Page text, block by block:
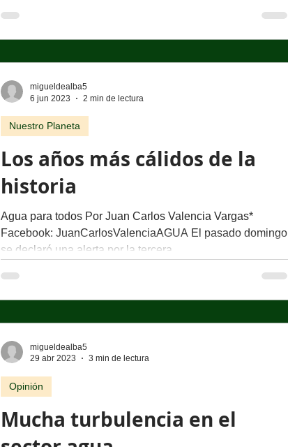
Los años más cálidos de la
historia
Agua para todos Por Juan Carlos Valencia Vargas*
Facebook: JuanCarlosValenciaAGUA El pasado domingo
se declaró una alerta por la tercera...
Nuestro Planeta
migueldealba5
6 jun 2023
2 min de lectura
Mucha turbulencia en el
Opinión
migueldealba5
29 abr 2023
3 min de lectura